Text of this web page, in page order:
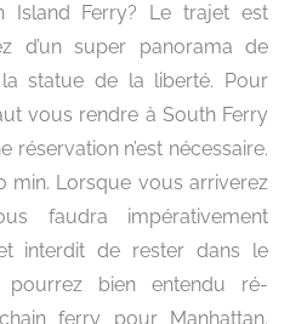
Island Ferry? Le trajet est
d’un super panorama de
statue de la liberté. Pour
vous rendre à South Ferry
réservation n’est nécessaire.
min. Lorsque vous arriverez
faudra impérativement
interdit de rester dans le
pourrez bien entendu ré-
ferry pour Manhattan.